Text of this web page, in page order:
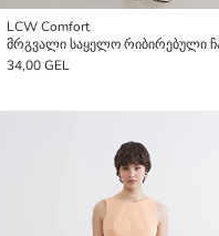
LCW Comfort
34,00 GEL